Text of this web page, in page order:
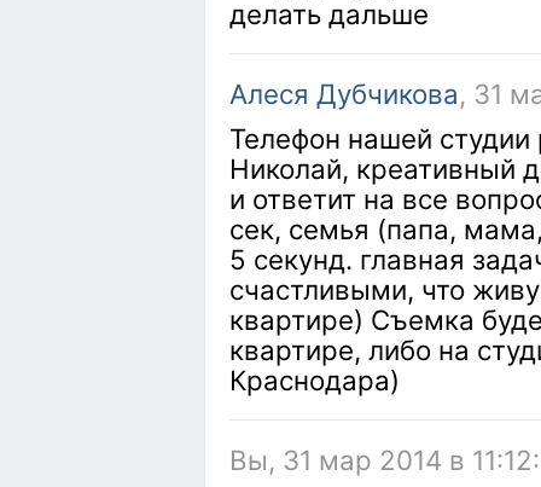
делать дальше
Алеся Дубчикова, 31
Телефон нашей
Николай, креативный
и ответит на все
сек, семья (папа,
5 секунд. главная
счастливыми, что
квартире) Съемка
квартире, либо на
Краснодара)
Вы, 31 мар 2014 в